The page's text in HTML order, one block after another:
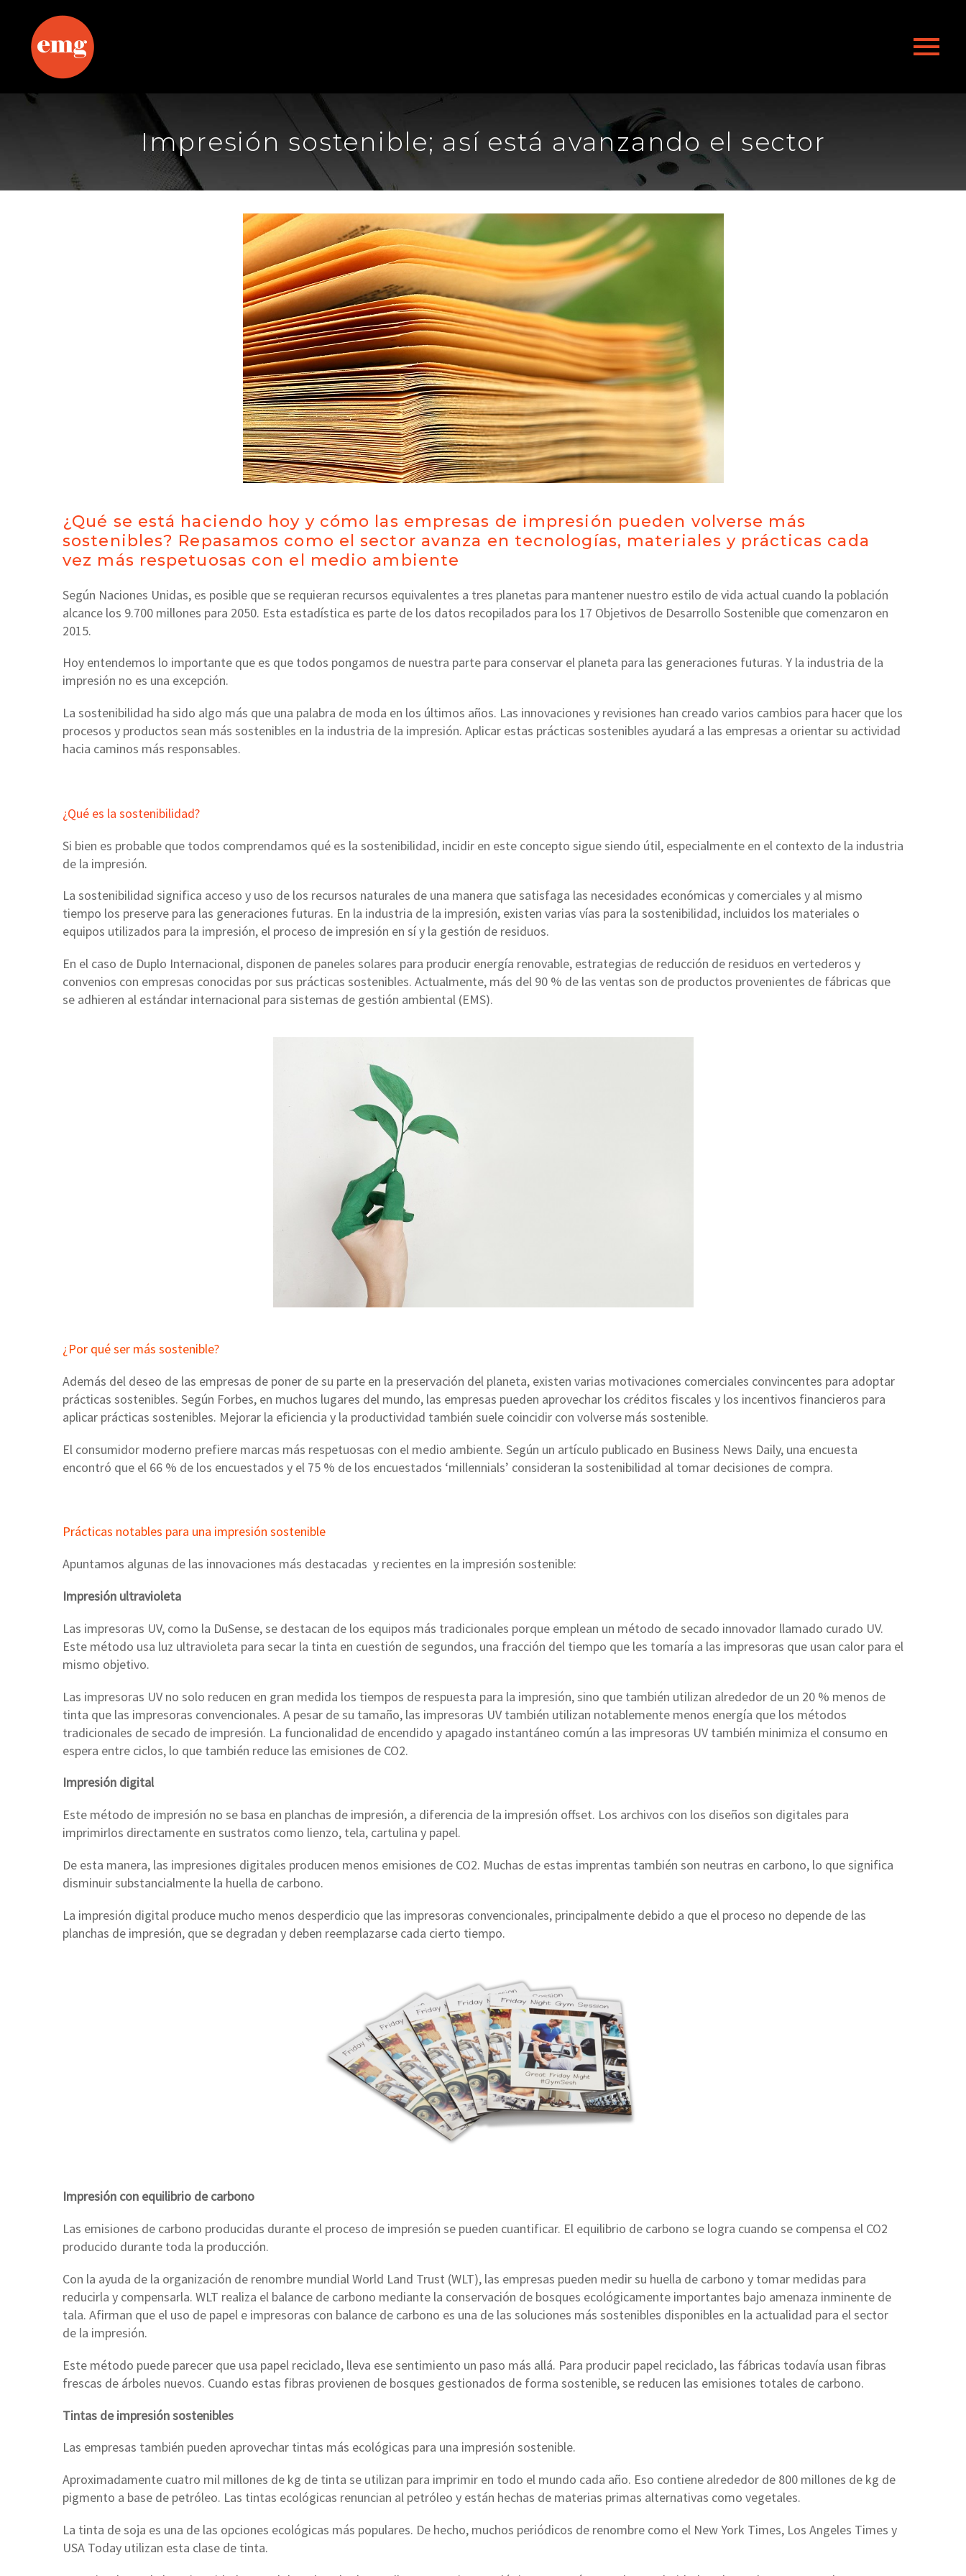
Impresión sostenible; así está avanzando el sector
¿Qué se está haciendo hoy y cómo las empresas de impresión pueden volverse más
sostenibles? Repasamos como el sector avanza en tecnologías, materiales y prácticas cada
vez más respetuosas con el medio ambiente
Según Naciones Unidas, es posible que se requieran recursos equivalentes a tres planetas para mantener nuestro estilo de vida actual cuando la población
alcance los 9.700 millones para 2050. Esta estadística es parte de los datos recopilados para los 17 Objetivos de Desarrollo Sostenible que comenzaron en
2015.
Hoy entendemos lo importante que es que todos pongamos de nuestra parte para conservar el planeta para las generaciones futuras. Y la industria de la
impresión no es una excepción.
La sostenibilidad ha sido algo más que una palabra de moda en los últimos años. Las innovaciones y revisiones han creado varios cambios para hacer que los
procesos y productos sean más sostenibles en la industria de la impresión. Aplicar estas prácticas sostenibles ayudará a las empresas a orientar su actividad
hacia caminos más responsables.
¿Qué es la sostenibilidad?
Si bien es probable que todos comprendamos qué es la sostenibilidad, incidir en este concepto sigue siendo útil, especialmente en el contexto de la industria
de la impresión.
La sostenibilidad significa acceso y uso de los recursos naturales de una manera que satisfaga las necesidades económicas y comerciales y al mismo
tiempo los preserve para las generaciones futuras. En la industria de la impresión, existen varias vías para la sostenibilidad, incluidos los materiales o
equipos utilizados para la impresión, el proceso de impresión en sí y la gestión de residuos.
En el caso de Duplo Internacional, disponen de paneles solares para producir energía renovable, estrategias de reducción de residuos en vertederos y
convenios con empresas conocidas por sus prácticas sostenibles. Actualmente, más del 90 % de las ventas son de productos provenientes de fábricas que
se adhieren al estándar internacional para sistemas de gestión ambiental (EMS).
¿Por qué ser más sostenible?
Además del deseo de las empresas de poner de su parte en la preservación del planeta, existen varias motivaciones comerciales convincentes para adoptar
prácticas sostenibles. Según Forbes, en muchos lugares del mundo, las empresas pueden aprovechar los créditos fiscales y los incentivos financieros para
aplicar prácticas sostenibles. Mejorar la eficiencia y la productividad también suele coincidir con volverse más sostenible.
El consumidor moderno prefiere marcas más respetuosas con el medio ambiente. Según un artículo publicado en Business News Daily, una encuesta
encontró que el 66 % de los encuestados y el 75 % de los encuestados ‘millennials’ consideran la sostenibilidad al tomar decisiones de compra.
Prácticas notables para una impresión sostenible
Apuntamos algunas de las innovaciones más destacadas y recientes en la impresión sostenible:
Impresión ultravioleta
Las impresoras UV, como la DuSense, se destacan de los equipos más tradicionales porque emplean un método de secado innovador llamado curado UV.
Este método usa luz ultravioleta para secar la tinta en cuestión de segundos, una fracción del tiempo que les tomaría a las impresoras que usan calor para el
mismo objetivo.
Las impresoras UV no solo reducen en gran medida los tiempos de respuesta para la impresión, sino que también utilizan alrededor de un 20 % menos de
tinta que las impresoras convencionales. A pesar de su tamaño, las impresoras UV también utilizan notablemente menos energía que los métodos
tradicionales de secado de impresión. La funcionalidad de encendido y apagado instantáneo común a las impresoras UV también minimiza el consumo en
espera entre ciclos, lo que también reduce las emisiones de CO2.
Impresión digital
Este método de impresión no se basa en planchas de impresión, a diferencia de la impresión offset. Los archivos con los diseños son digitales para
imprimirlos directamente en sustratos como lienzo, tela, cartulina y papel.
De esta manera, las impresiones digitales producen menos emisiones de CO2. Muchas de estas imprentas también son neutras en carbono, lo que significa
disminuir substancialmente la huella de carbono.
La impresión digital produce mucho menos desperdicio que las impresoras convencionales, principalmente debido a que el proceso no depende de las
planchas de impresión, que se degradan y deben reemplazarse cada cierto tiempo.
Impresión con equilibrio de carbono
Las emisiones de carbono producidas durante el proceso de impresión se pueden cuantificar. El equilibrio de carbono se logra cuando se compensa el CO2
producido durante toda la producción.
Con la ayuda de la organización de renombre mundial World Land Trust (WLT), las empresas pueden medir su huella de carbono y tomar medidas para
reducirla y compensarla. WLT realiza el balance de carbono mediante la conservación de bosques ecológicamente importantes bajo amenaza inminente de
tala. Afirman que el uso de papel e impresoras con balance de carbono es una de las soluciones más sostenibles disponibles en la actualidad para el sector
de la impresión.
Este método puede parecer que usa papel reciclado, lleva ese sentimiento un paso más allá. Para producir papel reciclado, las fábricas todavía usan fibras
frescas de árboles nuevos. Cuando estas fibras provienen de bosques gestionados de forma sostenible, se reducen las emisiones totales de carbono.
Tintas de impresión sostenibles
Las empresas también pueden aprovechar tintas más ecológicas para una impresión sostenible.
Aproximadamente cuatro mil millones de kg de tinta se utilizan para imprimir en todo el mundo cada año. Eso contiene alrededor de 800 millones de kg de
pigmento a base de petróleo. Las tintas ecológicas renuncian al petróleo y están hechas de materias primas alternativas como vegetales.
La tinta de soja es una de las opciones ecológicas más populares. De hecho, muchos periódicos de renombre como el New York Times, Los Angeles Times y
USA Today utilizan esta clase de tinta.